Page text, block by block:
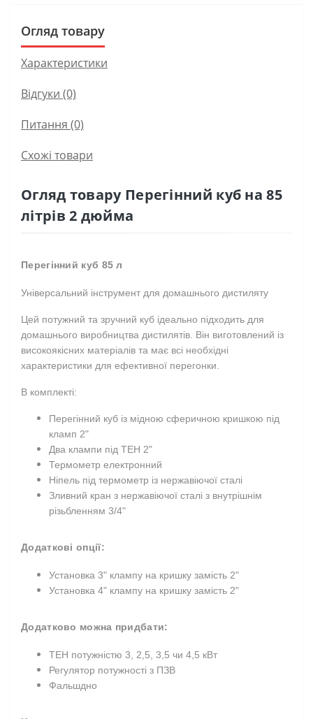
Огляд товару
Характеристики
Відгуки (0)
Питання (0)
Схожі товари
Огляд товару Перегінний куб на 85
літрів 2 дюйма
Перегінний куб 85 л
Універсальний інструмент для домашнього дистиляту
Цей потужний та зручний куб ідеально підходить для
домашнього виробництва дистилятів. Він виготовлений із
високоякісних матеріалів та має всі необхідні
характеристики для ефективної перегонки.
В комплекті:
Перегінний куб із мідною сферичною кришкою під
кламп 2"
Два клампи під ТЕН 2"
Термометр електронний
Ніпель під термометр із нержавіючої сталі
Зливний кран з нержавіючої сталі з внутрішнім
різьбленням 3/4"
Додаткові опції:
Установка 3" клампу на кришку замість 2"
Установка 4" клампу на кришку замість 2"
Додатково можна придбати:
ТЕН потужністю 3, 2,5, 3,5 чи 4,5 кВт
Регулятор потужності з ПЗВ
Фальшдно